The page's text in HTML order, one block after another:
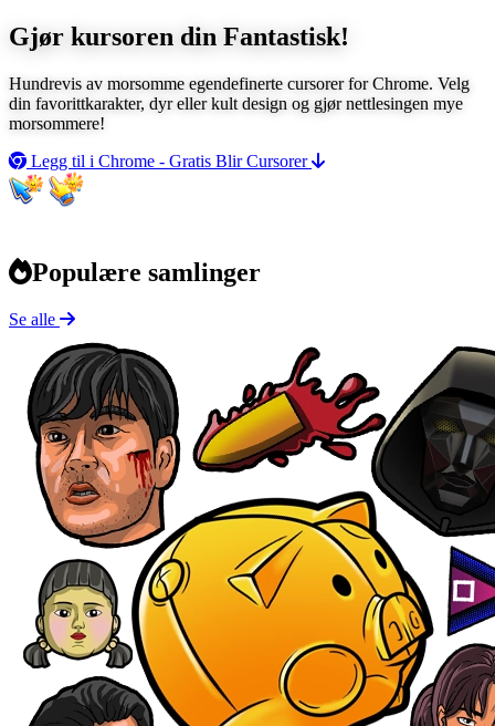
Gjør kursoren din Fantastisk!
Hundrevis av morsomme egendefinerte cursorer for Chrome. Velg
din favorittkarakter, dyr eller kult design og gjør nettlesingen mye
morsommere!
Legg til i Chrome - Gratis Blir Cursorer
Populære samlinger
Se alle